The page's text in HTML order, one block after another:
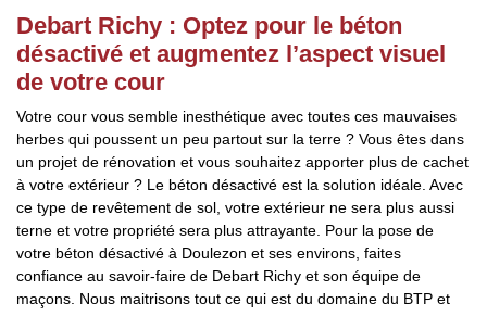
Debart Richy : Optez pour le béton
désactivé et augmentez l’aspect visuel
de votre cour
Votre cour vous semble inesthétique avec toutes ces mauvaises
herbes qui poussent un peu partout sur la terre ? Vous êtes dans
un projet de rénovation et vous souhaitez apporter plus de cachet
à votre extérieur ? Le béton désactivé est la solution idéale. Avec
ce type de revêtement de sol, votre extérieur ne sera plus aussi
terne et votre propriété sera plus attrayante. Pour la pose de
votre béton désactivé à Doulezon et ses environs, faites
confiance au savoir-faire de Debart Richy et son équipe de
maçons. Nous maitrisons tout ce qui est du domaine du BTP et